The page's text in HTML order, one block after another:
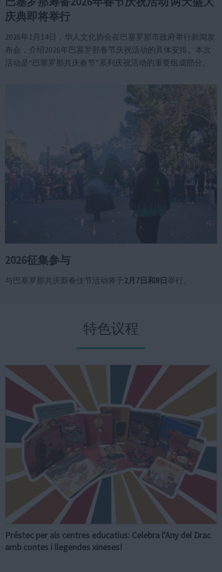
庆典即将举行
2026年1月14日，华人文化协会在巴塞罗那市政府举行新闻发
布会，介绍2026年巴塞罗那春节庆祝活动的具体安排。本次
活动是“巴塞罗那共庆春节”系列庆祝活动的重要组成部分。
2026征集参与
与巴塞罗那共庆新春佳节活动将于2月7日和8日 举行。
特色议程
Préstec per als centres educatius: Celebra l'Any del Drac
amb contes i llegendes xineses!